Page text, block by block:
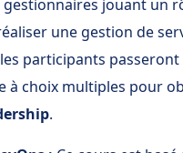
jouant un
une gestion de
participants
à choix multiples pour
.